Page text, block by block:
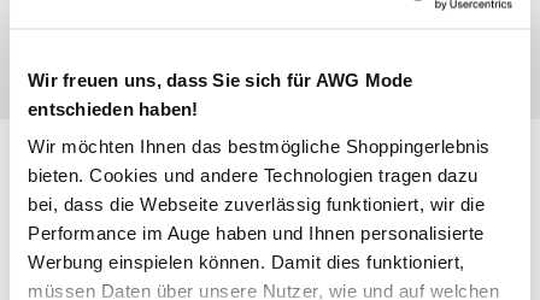
Wir freuen uns, dass Sie sich für AWG Mode
entschieden haben!
Wir möchten Ihnen das bestmögliche Shoppingerlebnis
bieten. Cookies und andere Technologien tragen dazu
bei, dass die Webseite zuverlässig funktioniert, wir die
Performance im Auge haben und Ihnen personalisierte
Werbung einspielen können. Damit dies funktioniert,
müssen Daten über unsere Nutzer, wie und auf welchen
Damen Rock mit Allover-
Blütenmuster
29,99 €
Ursprünglicher Preis:49,99 €